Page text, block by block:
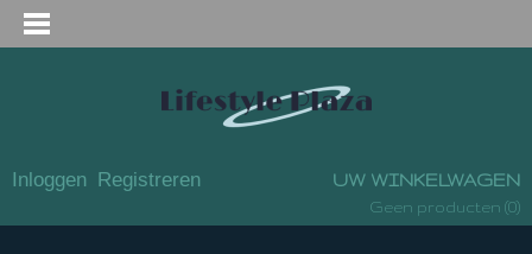
Inloggen Registreren UW WINKELWAGEN
Geen producten (0)